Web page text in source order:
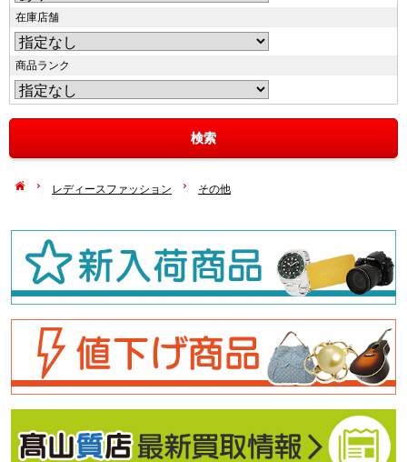
在庫店舗
商品ランク
レディースファッション その他